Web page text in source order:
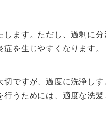
ます。ただし、過剰に
を生じやすくなります。
ですが、過度に洗浄し
うためには、適度な洗髪